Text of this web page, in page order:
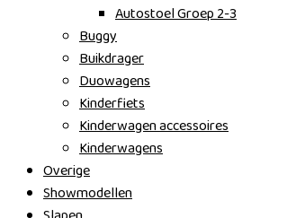
Autostoel Groep 2-3
Buggy
Buikdrager
Duowagens
Kinderfiets
Kinderwagen accessoires
Kinderwagens
Overige
Showmodellen